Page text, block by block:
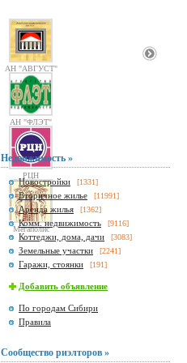
АН "АВГУСТ"
АН "ФЛЭТ"
РЦН
Мегаполис
Недвижимость »
Новостройки [1331]
Вторичное жилье [11991]
Аренда жилья [1362]
Комм. недвижимость [9116]
Коттеджи, дома, дачи [3083]
Земельные участки [2241]
Гаражи, стоянки [191]
Добавить объявление
По городам Сибири
Правила
Сообщество риэлторов »